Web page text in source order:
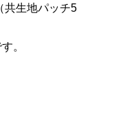
共生地パッチ5
。